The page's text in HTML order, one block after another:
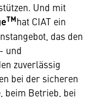
Und mit
TMhat CIAT ein
das den
und
zuverlässig
bei der sicheren
beim Betrieb, bei